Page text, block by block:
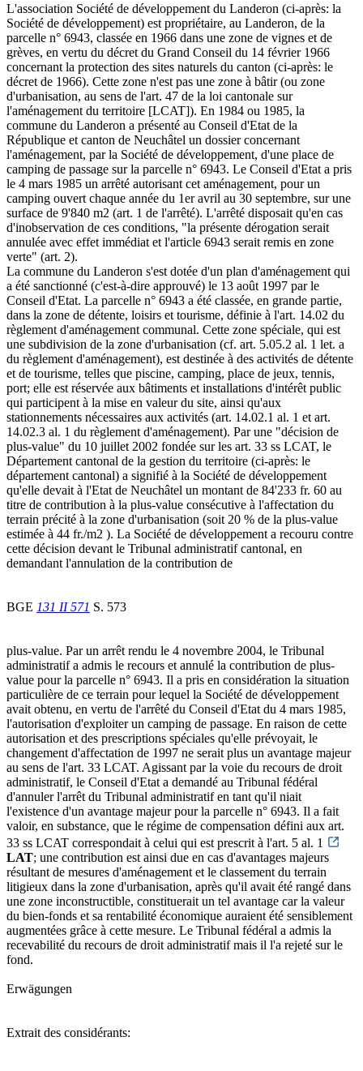
L'association Société de développement du Landeron (ci-après: la
Société de développement) est propriétaire, au Landeron, de la
parcelle n° 6943, classée en 1966 dans une zone de vignes et de
grèves, en vertu du décret du Grand Conseil du 14 février 1966
concernant la protection des sites naturels du canton (ci-après: le
décret de 1966). Cette zone n'est pas une zone à bâtir (ou zone
d'urbanisation, au sens de l'art. 47 de la loi cantonale sur
l'aménagement du territoire [LCAT]). En 1984 ou 1985, la
commune du Landeron a présenté au Conseil d'Etat de la
République et canton de Neuchâtel un dossier concernant
l'aménagement, par la Société de développement, d'une place de
camping de passage sur la parcelle n° 6943. Le Conseil d'Etat a pris
le 4 mars 1985 un arrêté autorisant cet aménagement, pour un
camping ouvert chaque année du 1er avril au 30 septembre, sur une
surface de 9'840 m2 (art. 1 de l'arrêté). L'arrêté disposait qu'en cas
d'inobservation de ces conditions, "la présente dérogation serait
annulée avec effet immédiat et l'article 6943 serait remis en zone
verte" (art. 2).
La commune du Landeron s'est dotée d'un plan d'aménagement qui
a été sanctionné (c'est-à-dire approuvé) le 13 août 1997 par le
Conseil d'Etat. La parcelle n° 6943 a été classée, en grande partie,
dans la zone de détente, loisirs et tourisme, définie à l'art. 14.02 du
règlement d'aménagement communal. Cette zone spéciale, qui est
une subdivision de la zone d'urbanisation (cf. art. 5.05.2 al. 1 let. a
du règlement d'aménagement), est destinée à des activités de détente
et de tourisme, telles que piscine, camping, place de jeux, tennis,
port; elle est réservée aux bâtiments et installations d'intérêt public
qui participent à la mise en valeur du site, ainsi qu'aux
stationnements nécessaires aux activités (art. 14.02.1 al. 1 et art.
14.02.3 al. 1 du règlement d'aménagement). Par une "décision de
plus-value" du 10 juillet 2002 fondée sur les art. 33 ss LCAT, le
Département cantonal de la gestion du territoire (ci-après: le
département cantonal) a signifié à la Société de développement
qu'elle devait à l'Etat de Neuchâtel un montant de 84'233 fr. 60 au
titre de contribution à la plus-value consécutive à l'affectation du
terrain précité à la zone d'urbanisation (soit 20 % de la plus-value
estimée à 44 fr./m2 ). La Société de développement a recouru contre
cette décision devant le Tribunal administratif cantonal, en
demandant l'annulation de la contribution de
BGE 131 II 571 S. 573
plus-value. Par un arrêt rendu le 4 novembre 2004, le Tribunal
administratif a admis le recours et annulé la contribution de plus-
value pour la parcelle n° 6943. Il a pris en considération la situation
particulière de ce terrain pour lequel la Société de développement
avait obtenu, en vertu de l'arrêté du Conseil d'Etat du 4 mars 1985,
l'autorisation d'exploiter un camping de passage. En raison de cette
autorisation et des prescriptions spéciales qu'elle prévoyait, le
changement d'affectation de 1997 ne serait plus un avantage majeur
au sens de l'art. 33 LCAT. Agissant par la voie du recours de droit
administratif, le Conseil d'Etat a demandé au Tribunal fédéral
d'annuler l'arrêt du Tribunal administratif en tant qu'il niait
l'existence d'un avantage majeur pour la parcelle n° 6943. Il a fait
valoir, en substance, que le régime de compensation défini aux art.
33 ss LCAT correspondait à celui qui est prescrit à l'art. 5 al. 1
LAT; une contribution est ainsi due en cas d'avantages majeurs
résultant de mesures d'aménagement et le classement du terrain
litigieux dans la zone d'urbanisation, après qu'il avait été rangé dans
une zone inconstructible, constituerait un tel avantage car la valeur
du bien-fonds et sa rentabilité économique auraient été sensiblement
augmentées grâce à cette mesure. Le Tribunal fédéral a admis la
recevabilité du recours de droit administratif mais il l'a rejeté sur le
fond.
Erwägungen
Extrait des considérants: